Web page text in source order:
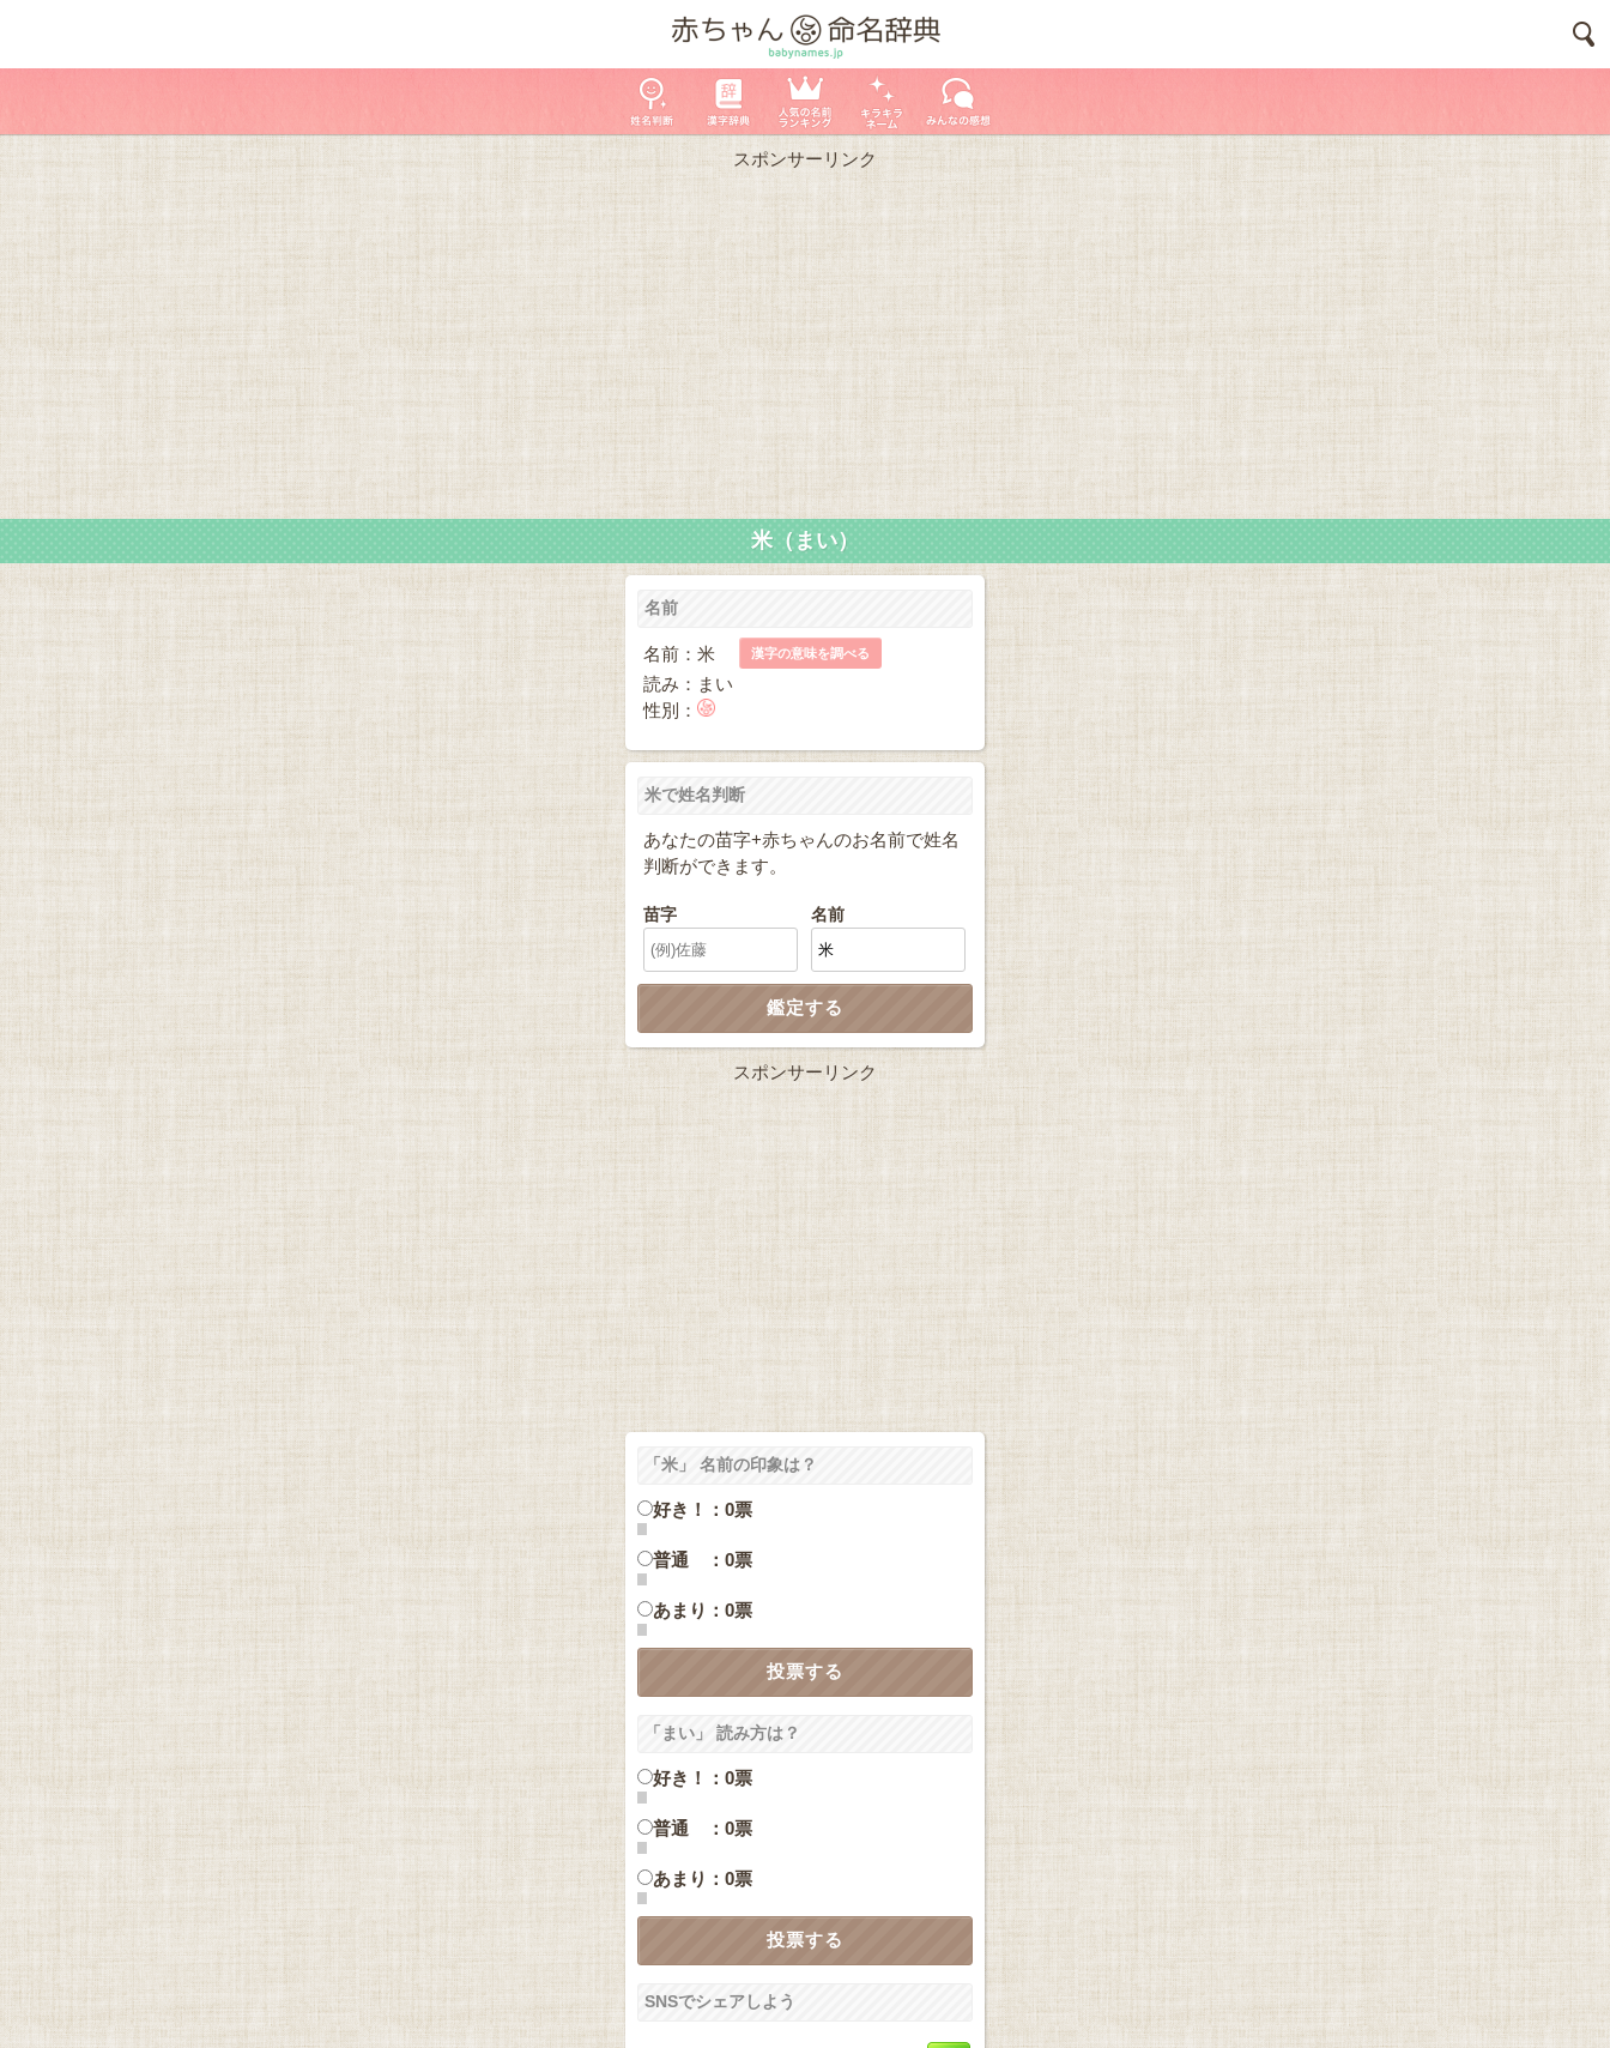
スポンサーリンク
米（まい）
名前
名前：米 漢字の意味を調べる
読み：まい
性別：
米で姓名判断
あなたの苗字+赤ちゃんのお名前で姓名
判断ができます。
苗字 名前
スポンサーリンク
「米」 名前の印象は？
好き！：0票
普通 ：0票
あまり：0票
「まい」 読み方は？
好き！：0票
普通 ：0票
あまり：0票
SNSでシェアしよう